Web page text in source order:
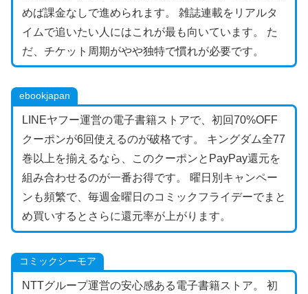
めば課金なしで進められます。 雑誌連載をリアルタ
イムで追いたい人にはこれが最も向いています。 た
だ、チケット周期がやや独特で慣れが必要です。
ebookjapan
LINEヤフー運営の電子書籍ストアで、初回70%OFF
クーポンが6回使えるのが破格です。 キングダム全77
巻以上を揃えるなら、このクーポンとPayPay還元を
組み合わせるのが一番お得です。 曜日別キャンペー
ンも頻繁で、毎週金曜日のコミックフライデーでまと
め買いするとさらに還元率が上がります。
コミックシーモア
NTTグループ運営の安心感ある電子書籍ストア。 初